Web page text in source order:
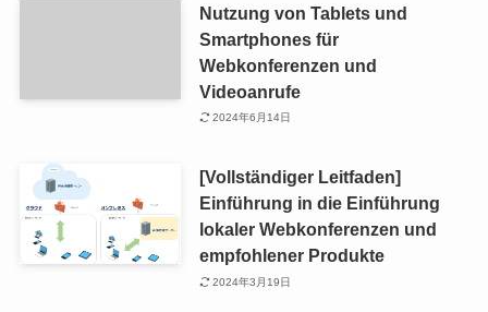
Nutzung von Tablets und
Smartphones für
Webkonferenzen und
Videoanrufe
2024年6月14日
[Vollständiger Leitfaden]
Einführung in die Einführung
lokaler Webkonferenzen und
empfohlener Produkte
2024年3月19日